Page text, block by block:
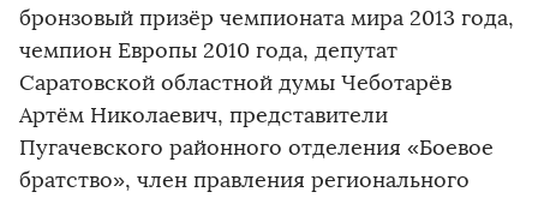
бронзовый призёр чемпионата мира 2013 года,
чемпион Европы 2010 года, депутат
Саратовской областной думы Чеботарёв
Артём Николаевич, представители
Пугачевского районного отделения «Боевое
братство», член правления регионального